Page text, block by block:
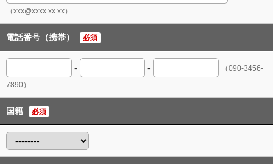
（xxx@xxxx.xx.xx）
電話番号（携帯） 必須
- -
（090-3456-
7890）
国籍 必須